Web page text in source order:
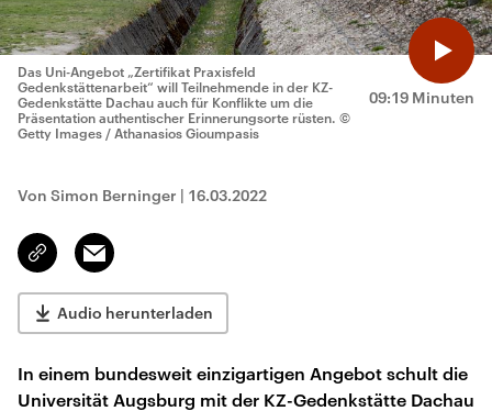
09:19 Minuten
Das Uni-Angebot „Zertifikat Praxisfeld
Gedenkstättenarbeit“ will Teilnehmende in der KZ-
Gedenkstätte Dachau auch für Konflikte um die
Präsentation authentischer Erinnerungsorte rüsten. ©
Getty Images / Athanasios Gioumpasis
Von Simon Berninger | 16.03.2022
Link
kopieren/teilen
Email
Audio herunterladen
In einem bundesweit einzigartigen Angebot schult die
Universität Augsburg mit der KZ-Gedenkstätte Dachau